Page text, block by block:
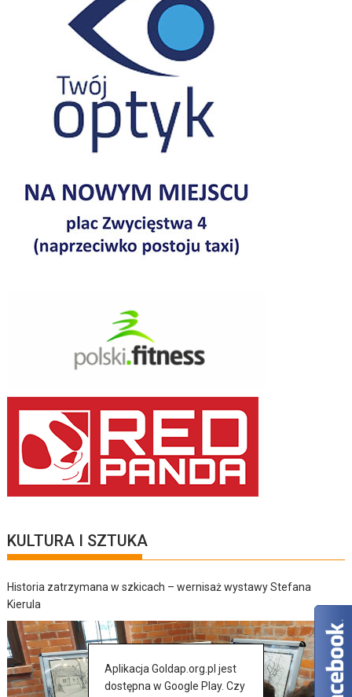
KULTURA I SZTUKA
Historia zatrzymana w szkicach – wernisaż wystawy Stefana
Kierula
Aplikacja Goldap.org.pl jest
dostępna w Google Play. Czy